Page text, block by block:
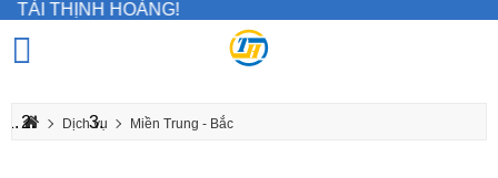
HOÀNG!
Dịch vụ Miền Trung - Bắc